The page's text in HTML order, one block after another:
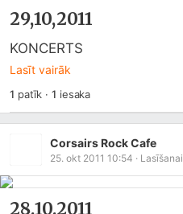
29,10,2011
KONCERTS
Lasīt vairāk
1 patīk ·1 iesaka
Corsairs Rock Cafe
25. okt 2011 10:54 · Lasīšanai
28.10.2011